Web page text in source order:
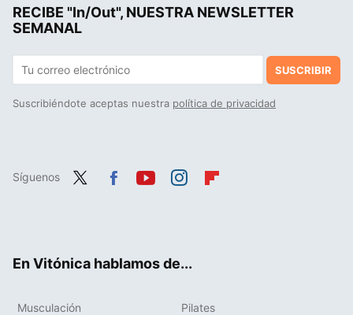
RECIBE "In/Out", NUESTRA NEWSLETTER
SEMANAL
SUSCRIBIR
Suscribiéndote aceptas nuestra política de privacidad
Síguenos
En Vitónica hablamos de...
Musculación Pilates